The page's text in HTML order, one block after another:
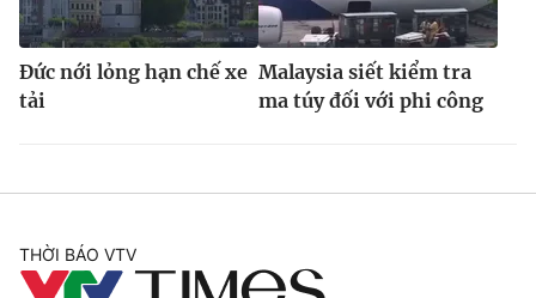
Đức nới lỏng hạn chế xe
tải
Malaysia siết kiểm tra
ma túy đối với phi công
THỜI BÁO VTV